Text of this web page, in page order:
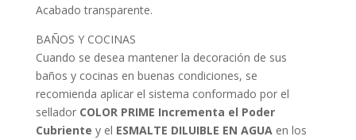
Acabado transparente.
BAÑOS Y COCINAS
Cuando se desea mantener la decoración de sus
baños y cocinas en buenas condiciones, se
recomienda aplicar el sistema conformado por el
sellador COLOR PRIME Incrementa el Poder
Cubriente y el ESMALTE DILUIBLE EN AGUAen los